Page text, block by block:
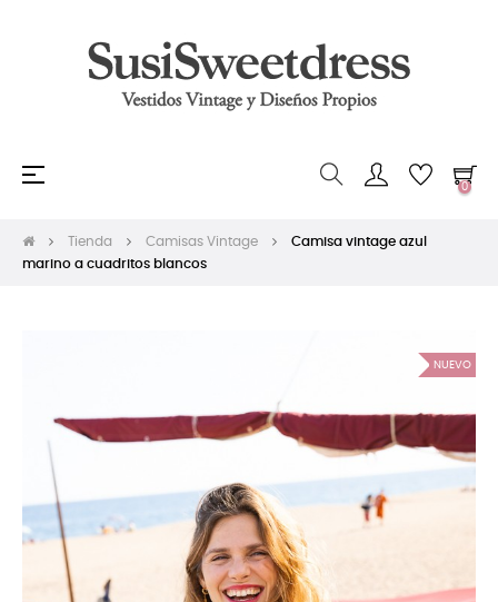
Navegación
☰
0
Tienda Camisas Vintage
Camisa vintage azul
marino a cuadritos blancos
NUEVO